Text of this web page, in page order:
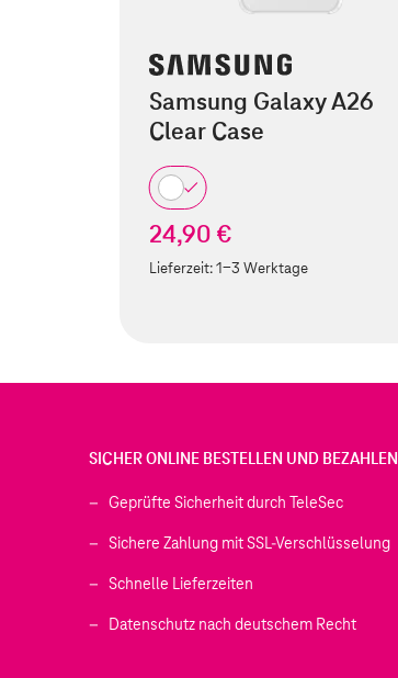
Samsung Galaxy A26
Clear Case
24,90 €
Lieferzeit:1-3 Werktage
Tab geöffnet)
geöffnet)
SICHER ONLINE BESTELLEN UND BEZAHLEN
Geprüfte Sicherheit durch TeleSec
Sichere Zahlung mit SSL-Verschlüsselung
Schnelle Lieferzeiten
Datenschutz nach deutschem Recht